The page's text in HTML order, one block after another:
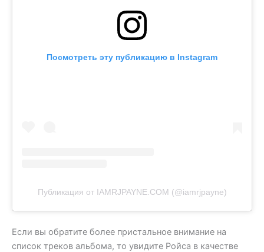
Посмотреть эту публикацию в Instagram
Публикация от IAMRJPAYNE.COM (@iamrjpayne)
Если вы обратите более пристальное внимание на
список треков альбома, то увидите Ройса в качестве